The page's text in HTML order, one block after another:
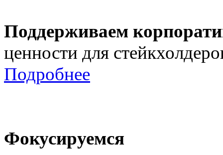
Поддерживаем
ценности для
Подробнее
Фокусируемся